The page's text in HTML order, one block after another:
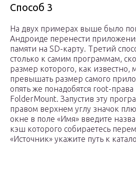
Способ 3
На двух примерах выше было
Андроиде перенести
памяти на SD-карту. Третий
столько к самим программам,
размер которого, как известно,
превышать размер самого
опять же понадобятся root-права
FolderMount. Запустив эту
правом верхнем углу значок
окне в поле «Имя» введите
кэш которого собираетесь
«Источник» укажите путь к